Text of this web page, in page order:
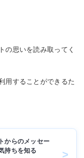
の思いを読み取ってく
用することができるた
からのメッセー
持ちを知る